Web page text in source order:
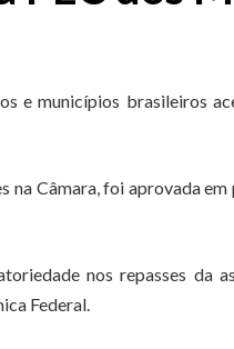
e municípios brasileiros
Câmara, foi aprovada
nos repasses da
Federal.